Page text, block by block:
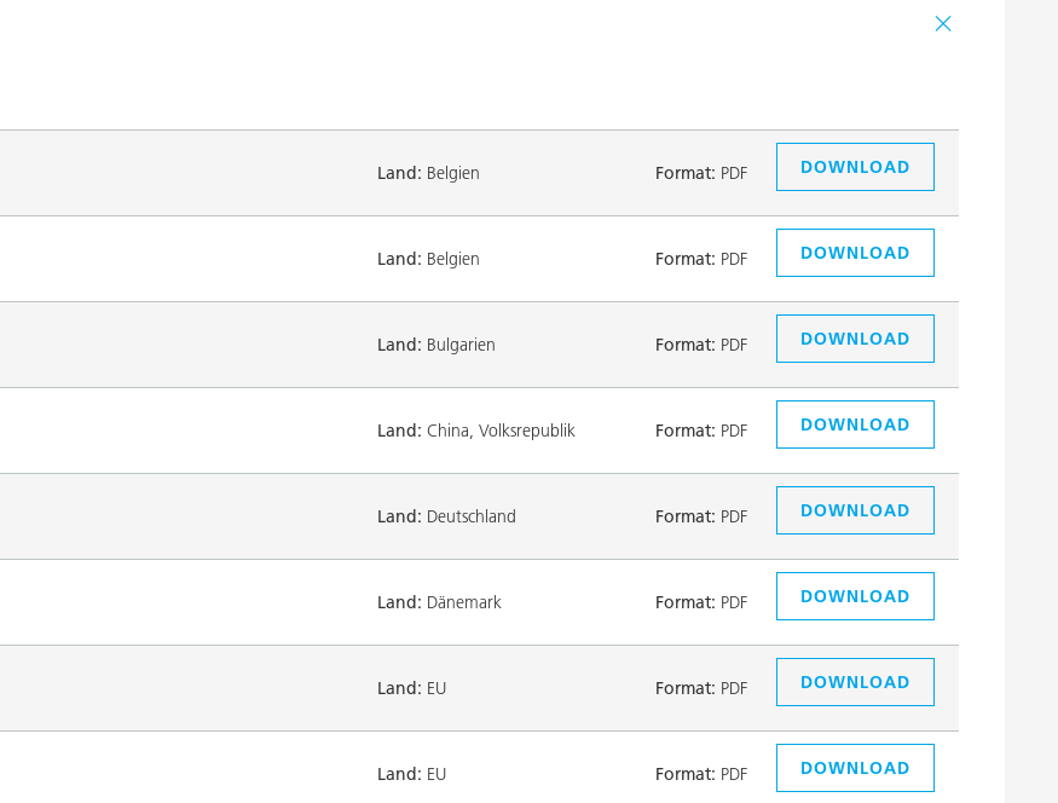
Land: Belgien Format: PDF DOWNLOAD
Land: Belgien Format: PDF DOWNLOAD
Land: Bulgarien Format: PDF DOWNLOAD
Land: China, Volksrepublik Format: PDF DOWNLOAD
Land: Deutschland Format: PDF DOWNLOAD
Land: Dänemark Format: PDF DOWNLOAD
Land: EU Format: PDF DOWNLOAD
Land: EU Format: PDF DOWNLOAD